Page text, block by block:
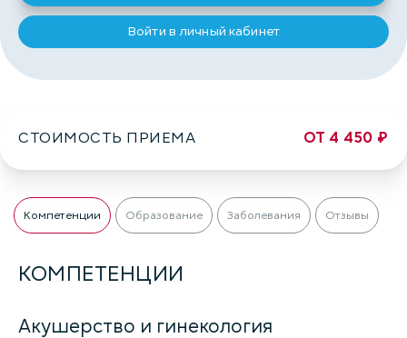
Войти в личный кабинет
СТОИМОСТЬ ПРИЕМА ОТ 4 450 ₽
Компетенции Образование Заболевания Отзывы
КОМПЕТЕНЦИИ
Акушерство и гинекология